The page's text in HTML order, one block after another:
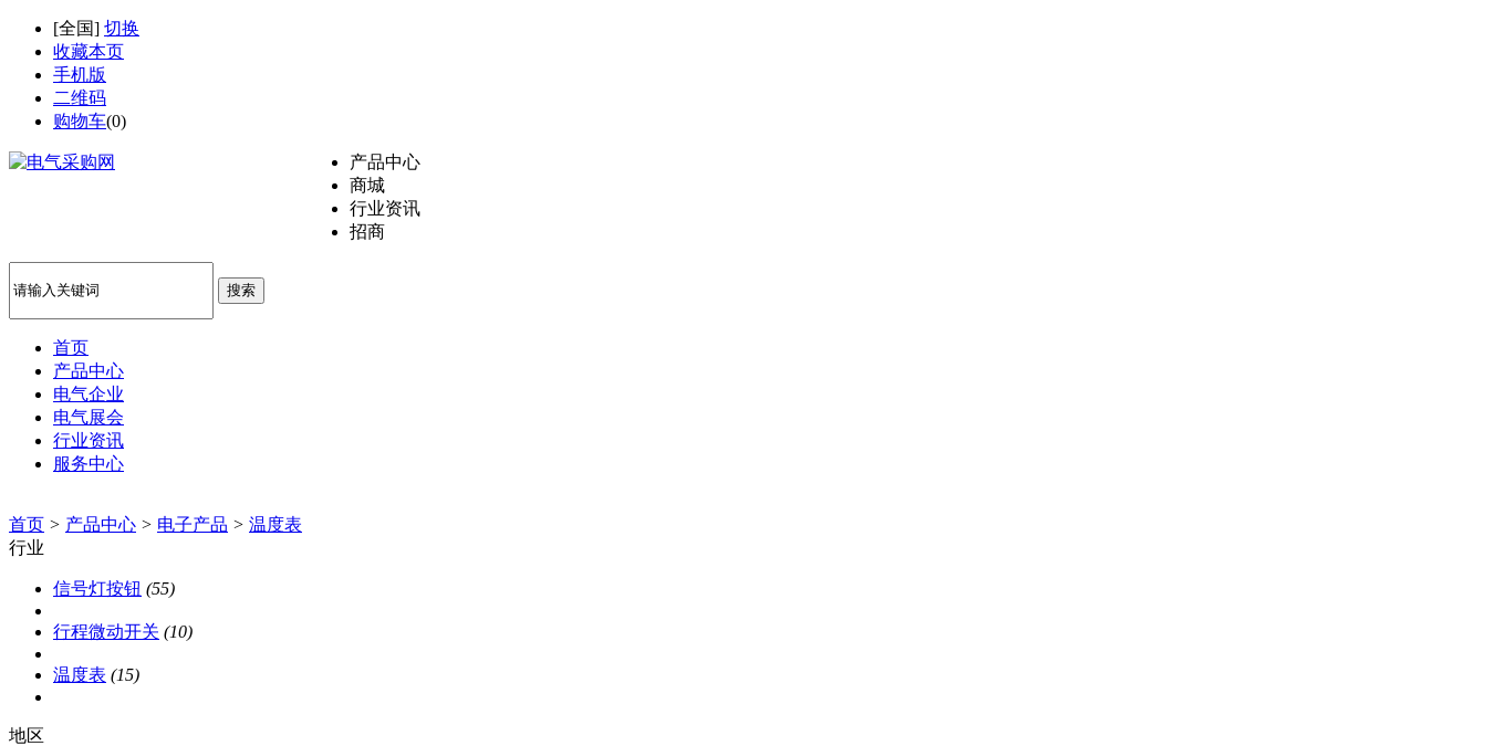
[全国] 切换
收藏本页
手机版
二维码
购物车(0)
产品中心
商城
行业资讯
招商
搜索
首页
产品中心
电气企业
电气展会
行业资讯
服务中心
首页 > 产品中心 > 电子产品 > 温度表
行业
信号灯按钮 (55)
行程微动开关 (10)
温度表 (15)
地区